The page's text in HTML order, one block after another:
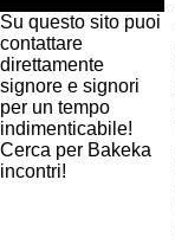
Su questo sito puoi
contattare
direttamente
signore e signori
per un tempo
indimenticabile!
Cerca per Bakeka
incontri!